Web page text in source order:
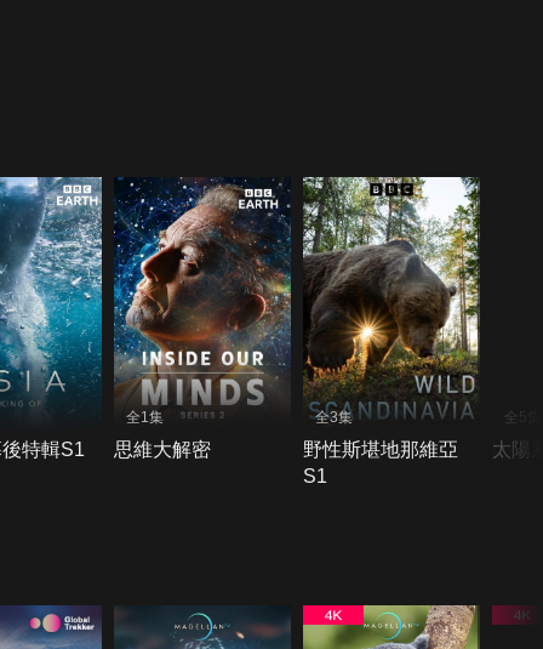
特輯S1
全1集
思維大解密
全3集
野性斯堪地那維亞
S1
全5集
太陽